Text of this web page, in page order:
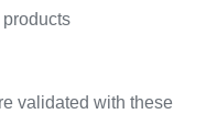
validated with these